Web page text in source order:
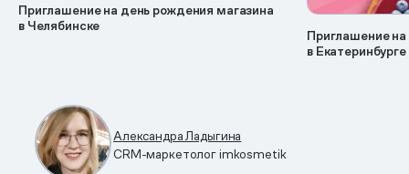
Приглашение на день рождения магазина
в Челябинске
Приглашение
в Екатеринбурге
Александра Ладыгина
CRM-маркетолог imkosmetik